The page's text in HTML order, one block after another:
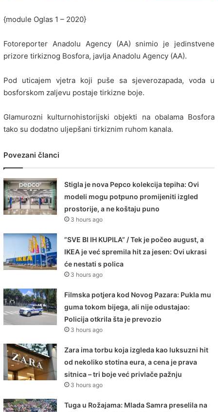
{module Oglas 1 – 2020}
Fotoreporter Anadolu Agency (AA) snimio je jedinstvene
prizore tirkiznog Bosfora, javlja Anadolu Agency (AA).
Pod uticajem vjetra koji puše sa sjeverozapada, voda u
bosforskom zaljevu postaje tirkizne boje.
Glamurozni kulturnohistorijski objekti na obalama Bosfora
tako su dodatno uljepšani tirkiznim ruhom kanala.
Povezani članci
Stigla je nova Pepco kolekcija tepiha: Ovi
modeli mogu potpuno promijeniti izgled
prostorije, a ne koštaju puno
3 hours ago
”SVE BI IH KUPILA” / Tek je počeo august, a
IKEA je već spremila hit za jesen: Ovi ukrasi
će nestati s polica
3 hours ago
Filmska potjera kod Novog Pazara: Pukla mu
guma tokom bijega, ali nije odustajao:
Policija otkrila šta je prevozio
3 hours ago
Zara ima torbu koja izgleda kao luksuzni hit
od nekoliko stotina eura, a cena je prava
sitnica – tri boje već privlače pažnju
3 hours ago
Tuga u Rožajama: Mlada Samra preselila na